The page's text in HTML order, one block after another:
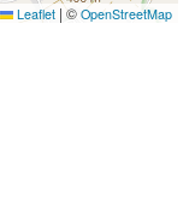
Leaflet | © OpenStreetMap